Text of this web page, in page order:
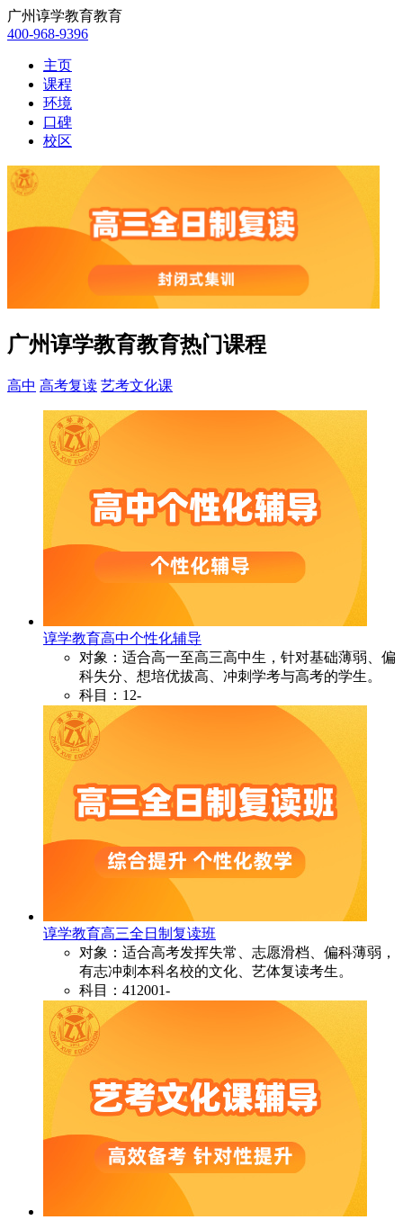
广州谆学教育教育
400-968-9396
主页
课程
环境
口碑
校区
广州谆学教育教育热门课程
高中 高考复读 艺考文化课
谆学教育高中个性化辅导
对象：适合高一至高三高中生，针对基础薄弱、偏
科失分、想培优拔高、冲刺学考与高考的学生。
科目：12-
谆学教育高三全日制复读班
对象：适合高考发挥失常、志愿滑档、偏科薄弱，
有志冲刺本科名校的文化、艺体复读考生。
科目：412001-